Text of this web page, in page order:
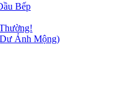
Bếp
Ảnh Mộng)